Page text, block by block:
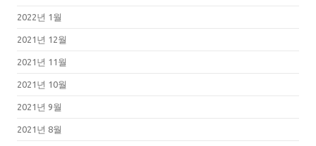
2022년 1월
2021년 12월
2021년 11월
2021년 10월
2021년 9월
2021년 8월